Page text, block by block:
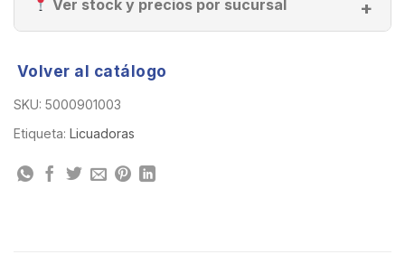
Ver stock y precios por sucursal
Volver al catálogo
SKU: 5000901003
Etiqueta: Licuadoras